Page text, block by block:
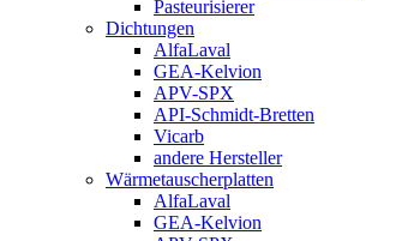
Pasteurisierer
Dichtungen
AlfaLaval
GEA-Kelvion
APV-SPX
API-Schmidt-Bretten
Vicarb
andere Hersteller
Wärmetauscherplatten
AlfaLaval
GEA-Kelvion